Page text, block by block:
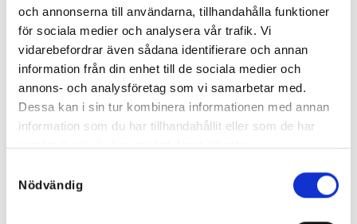
och annonserna till användarna, tillhandahålla funktioner
för sociala medier och analysera vår trafik. Vi
vidarebefordrar även sådana identifierare och annan
information från din enhet till de sociala medier och
annons- och analysföretag som vi samarbetar med.
Dessa kan i sin tur kombinera informationen med annan
information som du har tillhandahållit eller som de har
samlat in när du har använt deras tjänster.
Nödvändig
999kr